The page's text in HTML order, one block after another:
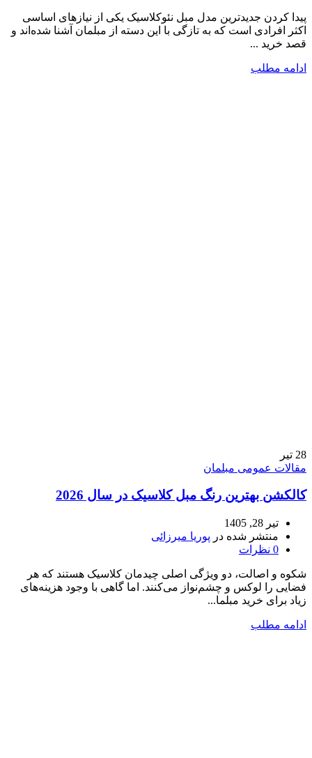
پیدا کردن جدیدترین مدل مبل نئوکلاسیک یکی از نیازهای اساسی
اکثر افرادی است که به تازگی با این دسته از مبلمان آشنا شده‌اند و
قصد خرید ...
ادامه مطلب
28 تیر
مقالات عمومی مبلمان
کالکشن بهترین رنگ مبل کلاسیک در سال 2026
تیر 28, 1405
منتشر شده در پوریا میرزائی
0 نظرات
شکوه و اصالت، دو ویژگی اصلی چیدمان کلاسیک هستند که هر
فضایی را لوکس و چشم‌نواز می‌کنند. اما گاهی با وجود هزینه‌های
زیاد برای خرید مبلما...
ادامه مطلب